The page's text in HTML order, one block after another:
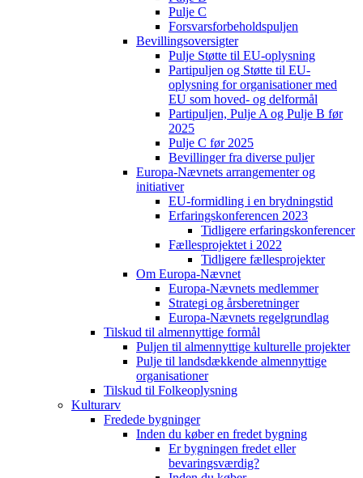
Pulje C
Forsvarsforbeholdspuljen
Bevillingsoversigter
Pulje Støtte til EU-oplysning
Partipuljen og Støtte til EU-
oplysning for organisationer med
EU som hoved- og delformål
Partipuljen, Pulje A og Pulje B før
2025
Pulje C før 2025
Bevillinger fra diverse puljer
Europa-Nævnets arrangementer og
initiativer
EU-formidling i en brydningstid
Erfaringskonferencen 2023
Tidligere erfaringskonferencer
Fællesprojektet i 2022
Tidligere fællesprojekter
Om Europa-Nævnet
Europa-Nævnets medlemmer
Strategi og årsberetninger
Europa-Nævnets regelgrundlag
Tilskud til almennyttige formål
Puljen til almennyttige kulturelle projekter
Pulje til landsdækkende almennyttige
organisationer
Tilskud til Folkeoplysning
Kulturarv
Fredede bygninger
Inden du køber en fredet bygning
Er bygningen fredet eller
bevaringsværdig?